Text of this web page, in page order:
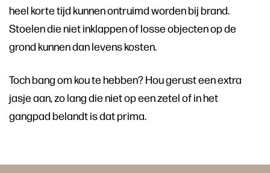
heel korte tijd kunnen ontruimd worden bij brand.
Stoelen die niet inklappen of losse objecten op de
grond kunnen dan levens kosten.
Toch bang om kou te hebben? Hou gerust een extra
jasje aan, zo lang die niet op een zetel of in het
gangpad belandt is dat prima.